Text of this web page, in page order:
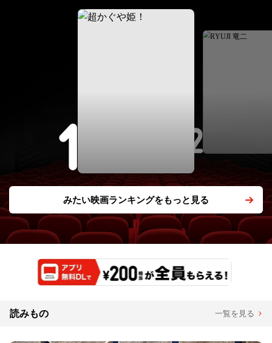
1 2
みたい映画ランキングをもっと見る
読みもの 一覧を見る